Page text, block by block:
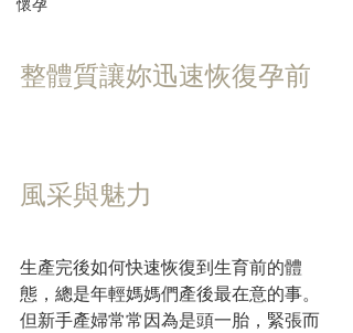
整體質讓妳迅速恢復孕前
風采與魅力
生產完後如何快速恢復到生育前的體
態，總是年輕媽媽們產後最在意的事。
但新手產婦常常因為是頭一胎，緊張而